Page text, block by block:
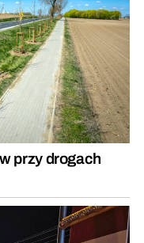
przy drogach